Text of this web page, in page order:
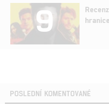
9
POSLEDNÍ KOMENTOVANÉ